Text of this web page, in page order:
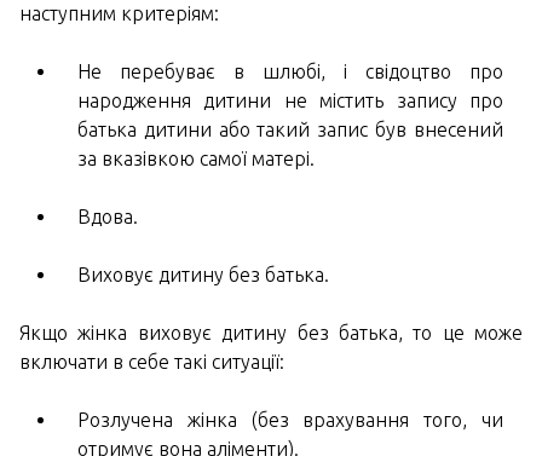
наступним критеріям:
Не перебуває в шлюбі, і свідоцтво про
народження дитини не містить запису про
батька дитини або такий запис був внесений
за вказівкою самої матері.
Вдова.
Виховує дитину без батька.
Якщо жінка виховує дитину без батька, то це може
включати в себе такі ситуації:
Розлучена жінка (без врахування того, чи
отримує вона аліменти).